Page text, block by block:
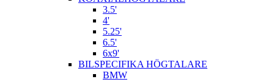
3.5'
4'
5.25'
6.5'
6x9'
BILSPECIFIKA HÖGTALARE
BMW